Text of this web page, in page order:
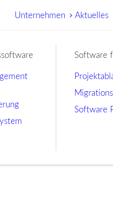
Unternehmen Aktuelles
Software
Software